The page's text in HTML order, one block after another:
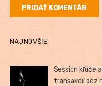
NAJNOVŠIE
Session kľúče
transakcií bez